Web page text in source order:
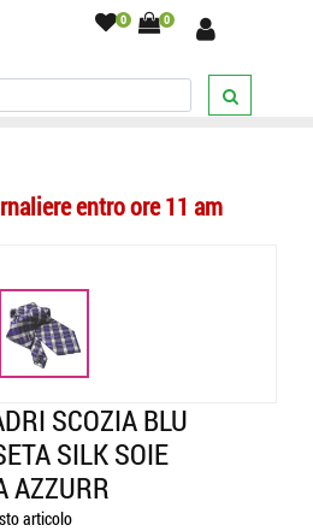
0 0
/Cravatta a quadri scozzzese blu
cangiante rig
entro ore 11 am
SCOZIA BLU
SILK SOIE
AZZURR
articolo